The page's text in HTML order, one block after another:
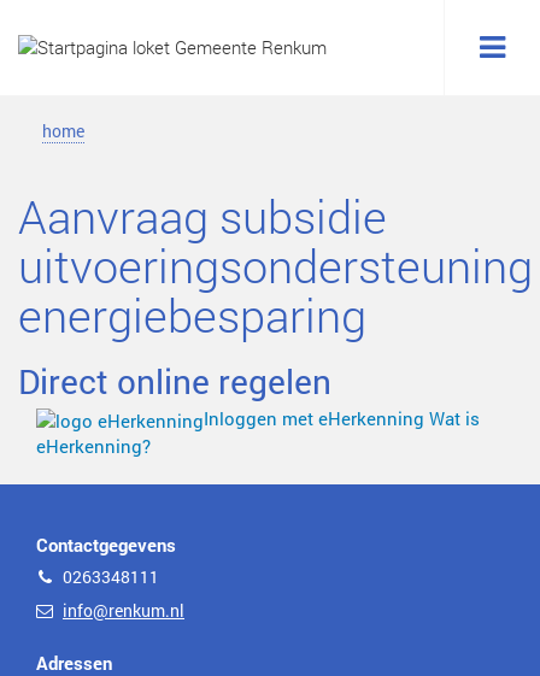
home
Aanvraag subsidie
uitvoeringsondersteuning
energiebesparing
Direct online regelen
Inloggen met eHerkenning Wat is
eHerkenning?
Contactgegevens
Telefoon
0263348111
E-
info@renkum.nl
Adressen